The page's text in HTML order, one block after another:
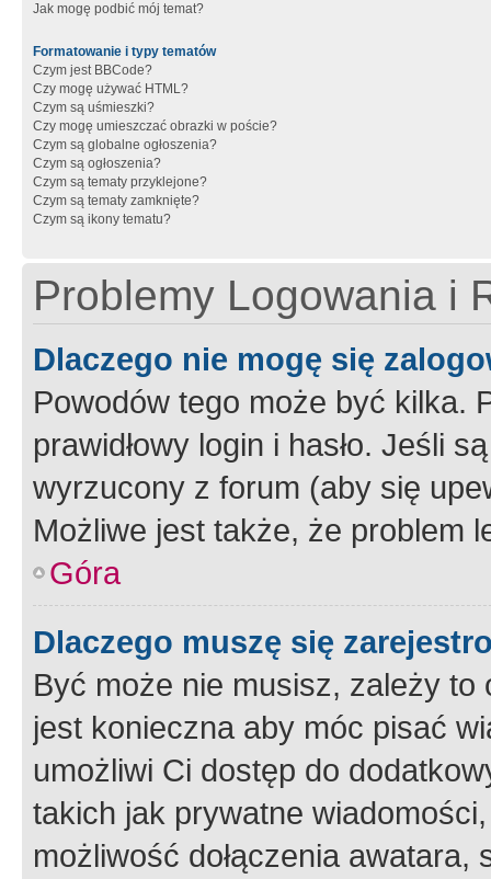
Jak mogę podbić mój temat?
Formatowanie i typy tematów
Czym jest BBCode?
Czy mogę używać HTML?
Czym są uśmieszki?
Czy mogę umieszczać obrazki w poście?
Czym są globalne ogłoszenia?
Czym są ogłoszenia?
Czym są tematy przyklejone?
Czym są tematy zamknięte?
Czym są ikony tematu?
Problemy Logowania i
Dlaczego nie mogę się
Powodów tego może być kilka.
prawidłowy login i hasło. Jeśli
wyrzucony z forum (aby się
Możliwe jest także, że problem
Góra
Dlaczego muszę się
Być może nie musisz, zależy
jest konieczna aby móc pisać
umożliwi Ci dostęp do
takich jak prywatne
możliwość dołączenia